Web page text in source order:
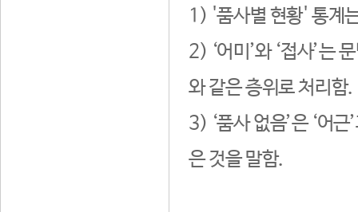
1) '품사별 현황' 통계
2) ‘어미’와 ‘접사’는
와 같은 층위로 처리함.
3) ‘품사 없음’은 ‘어
은 것을 말함.